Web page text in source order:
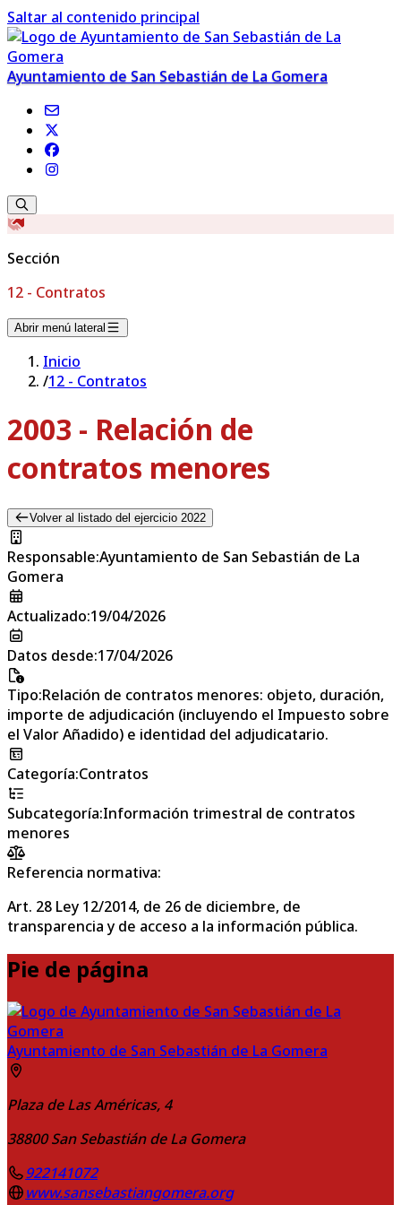
Saltar al contenido principal
Ayuntamiento de San Sebastián de La Gomera
Sección
12 - Contratos
Abrir menú lateral
Inicio
/12 - Contratos
2003 - Relación de
contratos menores
Volver al listado del ejercicio 2022
Responsable:Ayuntamiento de San Sebastián de La
Gomera
Actualizado:19/04/2026
Datos desde:17/04/2026
Tipo:Relación de contratos menores: objeto, duración,
importe de adjudicación (incluyendo el Impuesto sobre
el Valor Añadido) e identidad del adjudicatario.
Categoría:Contratos
Subcategoría:Información trimestral de contratos
menores
Referencia normativa:
Art. 28 Ley 12/2014, de 26 de diciembre, de
transparencia y de acceso a la información pública.
Pie de página
Ayuntamiento de San Sebastián de La Gomera
Plaza de Las Américas, 4
38800 San Sebastián de La Gomera
922141072
www.sansebastiangomera.org